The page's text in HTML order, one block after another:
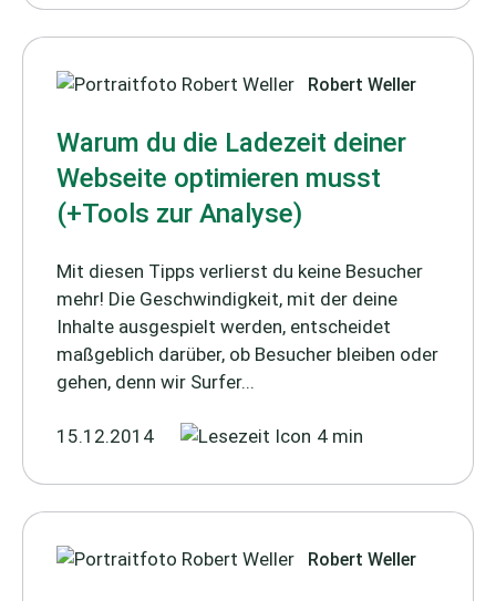
Robert Weller
Warum du die Ladezeit deiner
Webseite optimieren musst
(+Tools zur Analyse)
Mit diesen Tipps verlierst du keine Besucher
mehr! Die Geschwindigkeit, mit der deine
Inhalte ausgespielt werden, entscheidet
maßgeblich darüber, ob Besucher bleiben oder
gehen, denn wir Surfer...
15.12.2014 4 min
Robert Weller